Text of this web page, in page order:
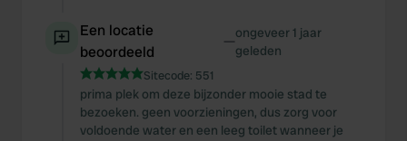
Een locatie
beoordeeld
—ongeveer 1 jaar
geleden
Sitecode: 551
prima plek om deze bijzonder mooie stad te
bezoeken. geen voorzieningen, dus zorg voor
voldoende water en een leeg toilet wanneer je